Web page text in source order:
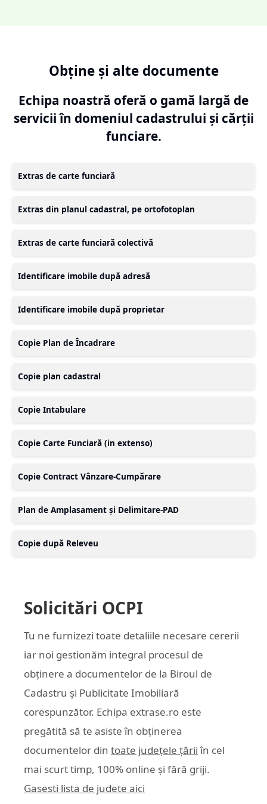
Obține și alte documente
Echipa noastră oferă o gamă largă de
servicii în domeniul cadastrului și cărții
funciare.
Extras de carte funciară
Extras din planul cadastral, pe ortofotoplan
Extras de carte funciară colectivă
Identificare imobile după adresă
Identificare imobile după proprietar
Copie Plan de Încadrare
Copie plan cadastral
Copie Intabulare
Copie Carte Funciară (in extenso)
Copie Contract Vânzare-Cumpărare
Plan de Amplasament și Delimitare-PAD
Copie după Releveu
Solicitări OCPI
Tu ne furnizezi toate detaliile necesare cererii
iar noi gestionăm integral procesul de
obținere a documentelor de la Biroul de
Cadastru și Publicitate Imobiliară
corespunzător. Echipa extrase.ro este
pregătită să te asiste în obținerea
documentelor din toate județele țării în cel
mai scurt timp, 100% online și fără griji.
Gasesti lista de judete aici